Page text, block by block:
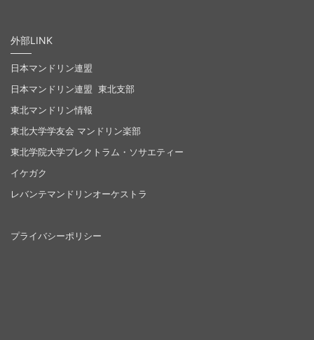
外部LINK
日本マンドリン連盟
日本マンドリン連盟 東北支部
東北マンドリン情報
東北大学学友会 マンドリン楽部
東北学院大学プレクトラム・ソサエティー
イケガク
レバンテマンドリンオーケストラ
プライバシーポリシー